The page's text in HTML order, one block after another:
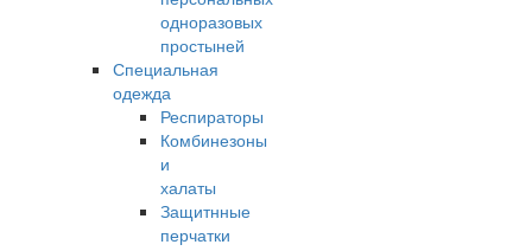
одноразовых
простыней
Специальная
одежда
Респираторы
Комбинезоны
и
халаты
Защитнные
перчатки